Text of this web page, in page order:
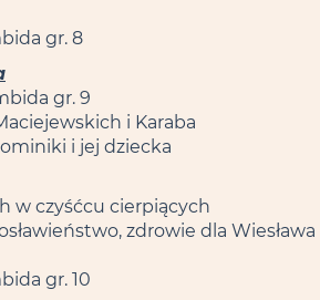
gr. 8
gr. 9
i Karaba
i jej dziecka
w czyśćcu cierpiących
zdrowie dla Wiesława
gr. 10